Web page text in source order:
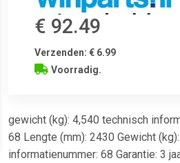
€ 92.49
Verzenden: € 6.99
Voorradig.
gewicht (kg): 4,540 technisch
68 Lengte (mm): 2430 Gewicht
informatienummer: 68 Garantie: 3